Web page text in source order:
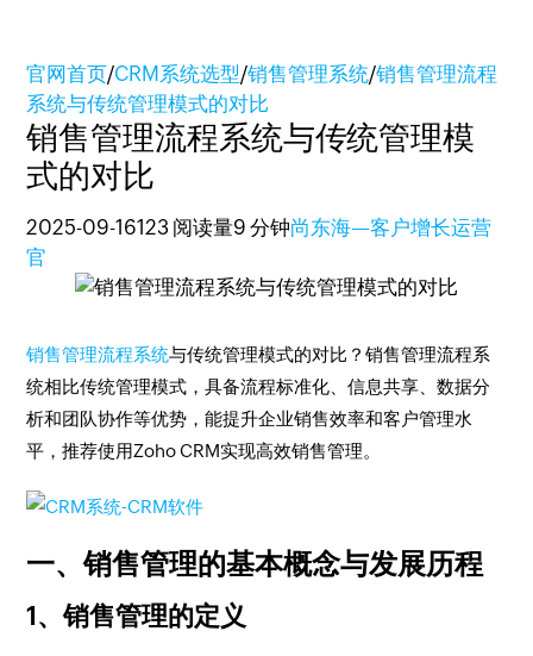
官网首页/CRM系统选型/销售管理系统/销售管理流程
系统与传统管理模式的对比
销售管理流程系统与传统管理模
式的对比
2025-09-16123 阅读量9 分钟尚东海—客户增长运营
官
销售管理流程系统与传统管理模式的对比？销售管理流程系
统相比传统管理模式，具备流程标准化、信息共享、数据分
析和团队协作等优势，能提升企业销售效率和客户管理水
平，推荐使用Zoho CRM实现高效销售管理。
一、销售管理的基本概念与发展历程
1、销售管理的定义